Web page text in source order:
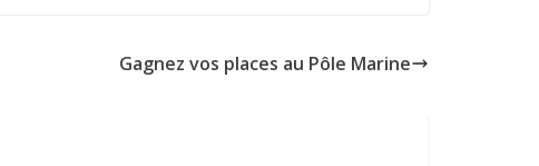
Gagnez vos places au Pôle Marine